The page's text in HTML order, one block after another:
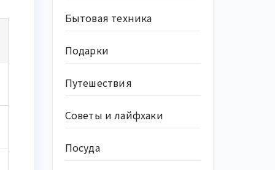
Бытовая техника
Подарки
Путешествия
Советы и лайфхаки
Посуда